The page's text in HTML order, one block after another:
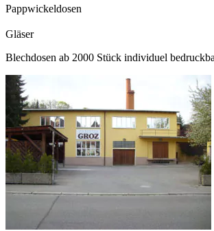
Pappwickeldosen
Gläser
Blechdosen ab 2000 Stück individuel